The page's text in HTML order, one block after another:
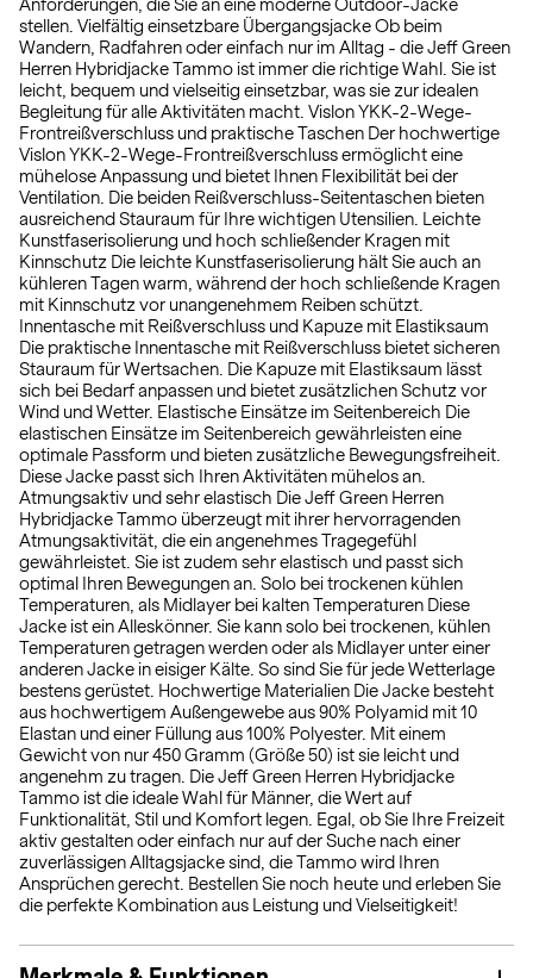
Anforderungen, die Sie an eine moderne Outdoor-Jacke
stellen. Vielfältig einsetzbare Übergangsjacke Ob beim
Wandern, Radfahren oder einfach nur im Alltag - die Jeff Green
Herren Hybridjacke Tammo ist immer die richtige Wahl. Sie ist
leicht, bequem und vielseitig einsetzbar, was sie zur idealen
Begleitung für alle Aktivitäten macht. Vislon YKK-2-Wege-
Frontreißverschluss und praktische Taschen Der hochwertige
Vislon YKK-2-Wege-Frontreißverschluss ermöglicht eine
mühelose Anpassung und bietet Ihnen Flexibilität bei der
Ventilation. Die beiden Reißverschluss-Seitentaschen bieten
ausreichend Stauraum für Ihre wichtigen Utensilien. Leichte
Kunstfaserisolierung und hoch schließender Kragen mit
Kinnschutz Die leichte Kunstfaserisolierung hält Sie auch an
kühleren Tagen warm, während der hoch schließende Kragen
mit Kinnschutz vor unangenehmem Reiben schützt.
Innentasche mit Reißverschluss und Kapuze mit Elastiksaum
Die praktische Innentasche mit Reißverschluss bietet sicheren
Stauraum für Wertsachen. Die Kapuze mit Elastiksaum lässt
sich bei Bedarf anpassen und bietet zusätzlichen Schutz vor
Wind und Wetter. Elastische Einsätze im Seitenbereich Die
elastischen Einsätze im Seitenbereich gewährleisten eine
optimale Passform und bieten zusätzliche Bewegungsfreiheit.
Diese Jacke passt sich Ihren Aktivitäten mühelos an.
Atmungsaktiv und sehr elastisch Die Jeff Green Herren
Hybridjacke Tammo überzeugt mit ihrer hervorragenden
Atmungsaktivität, die ein angenehmes Tragegefühl
gewährleistet. Sie ist zudem sehr elastisch und passt sich
optimal Ihren Bewegungen an. Solo bei trockenen kühlen
Temperaturen, als Midlayer bei kalten Temperaturen Diese
Jacke ist ein Alleskönner. Sie kann solo bei trockenen, kühlen
Temperaturen getragen werden oder als Midlayer unter einer
anderen Jacke in eisiger Kälte. So sind Sie für jede Wetterlage
bestens gerüstet. Hochwertige Materialien Die Jacke besteht
aus hochwertigem Außengewebe aus 90% Polyamid mit 10
Elastan und einer Füllung aus 100% Polyester. Mit einem
Gewicht von nur 450 Gramm (Größe 50) ist sie leicht und
angenehm zu tragen. Die Jeff Green Herren Hybridjacke
Tammo ist die ideale Wahl für Männer, die Wert auf
Funktionalität, Stil und Komfort legen. Egal, ob Sie Ihre Freizeit
aktiv gestalten oder einfach nur auf der Suche nach einer
zuverlässigen Alltagsjacke sind, die Tammo wird Ihren
Ansprüchen gerecht. Bestellen Sie noch heute und erleben Sie
die perfekte Kombination aus Leistung und Vielseitigkeit!